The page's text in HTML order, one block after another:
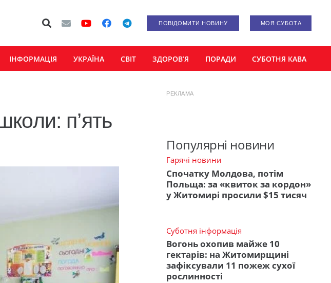
ПОВІДОМИТИ НОВИНУ МОЯ СУБОТА
ІНФОРМАЦІЯ УКРАЇНА СВІТ ЗДОРОВ’Я ПОРАДИ СУБОТНЯ КАВА
п’ять
РЕКЛАМА
Популярні новини
Гарячі новини
Спочатку Молдова, потім
Польща: за «квиток за кордон»
у Житомирі просили $15 тисяч
Суботня інформація
Вогонь охопив майже 10
гектарів: на Житомирщині
зафіксували 11 пожеж сухої
рослинності